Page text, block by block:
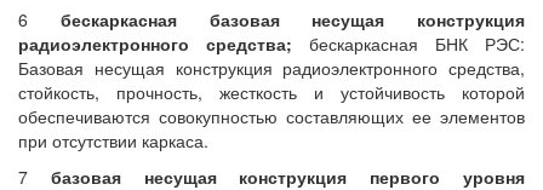
6 бескаркасная базовая несущая конструкция
радиоэлектронного средства; бескаркасная БНК РЭС:
Базовая несущая конструкция радиоэлектронного средства,
стойкость, прочность, жесткость и устойчивость которой
обеспечиваются совокупностью составляющих ее элементов
при отсутствии каркаса.
7 базовая несущая конструкция первого уровня